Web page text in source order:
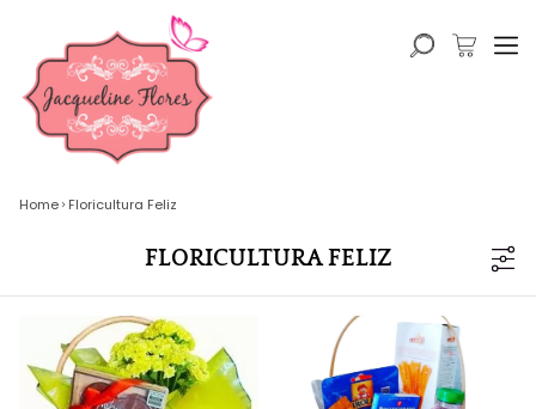
Home Floricultura Feliz
FLORICULTURA FELIZ